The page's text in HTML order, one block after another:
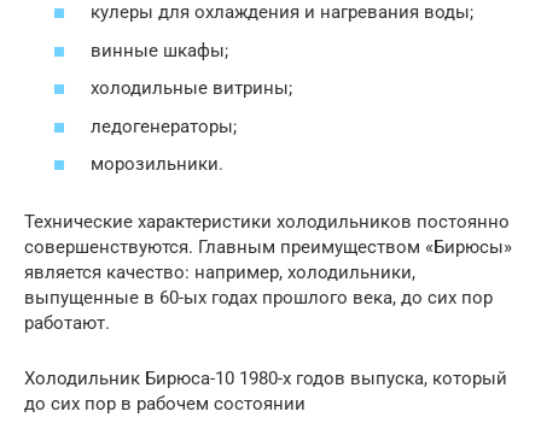
кулеры для охлаждения и нагревания воды;
винные шкафы;
холодильные витрины;
ледогенераторы;
морозильники.
Технические характеристики холодильников постоянно
совершенствуются. Главным преимуществом «Бирюсы»
является качество: например, холодильники,
выпущенные в 60-ых годах прошлого века, до сих пор
работают.
Холодильник Бирюса-10 1980-х годов выпуска, который
до сих пор в рабочем состоянии